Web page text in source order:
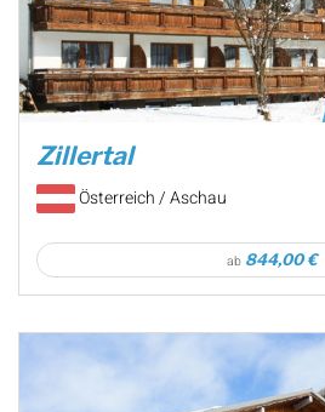
Zillertal
Österreich / Aschau
ab 844,00 €